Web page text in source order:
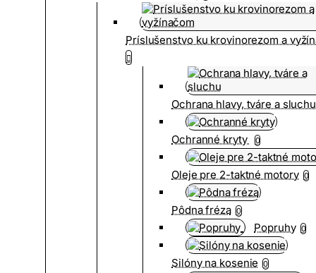
Príslušenstvo ku krovinorezom a
Ochrana hlavy, tváre a sluchu
Ochranné kryty 0
Oleje pre 2-taktné motory 0
Pôdna fréza 0
Popruhy 0
Silóny na kosenie 0